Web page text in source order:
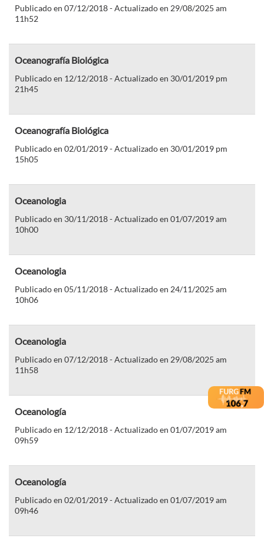
Publicado en 07/12/2018 - Actualizado en 29/08/2025 am
11h52
Oceanografía Biológica
Publicado en 12/12/2018 - Actualizado en 30/01/2019 pm
21h45
Oceanografía Biológica
Publicado en 02/01/2019 - Actualizado en 30/01/2019 pm
15h05
Oceanologia
Publicado en 30/11/2018 - Actualizado en 01/07/2019 am
10h00
Oceanologia
Publicado en 05/11/2018 - Actualizado en 24/11/2025 am
10h06
Oceanologia
Publicado en 07/12/2018 - Actualizado en 29/08/2025 am
11h58
Oceanología
Publicado en 12/12/2018 - Actualizado en 01/07/2019 am
09h59
Oceanología
Publicado en 02/01/2019 - Actualizado en 01/07/2019 am
09h46